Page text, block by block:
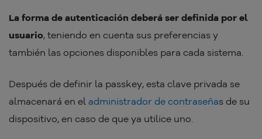
La forma de autenticación deberá ser definida por el
usuario, teniendo en cuenta sus preferencias y
también las opciones disponibles para cada sistema.
Después de definir la passkey, esta clave privada se
almacenará en el administrador de contraseñas de su
dispositivo, en caso de que ya utilice uno.